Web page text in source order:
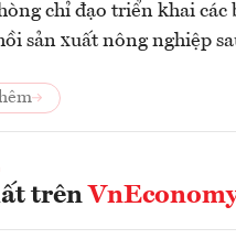
chỉ đạo triển khai các
sản xuất nông nghiệp
trên